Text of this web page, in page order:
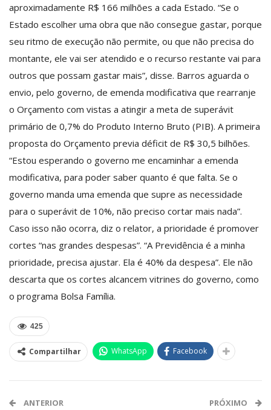
aproximadamente R$ 166 milhões a cada Estado. “Se o
Estado escolher uma obra que não consegue gastar, porque
seu ritmo de execução não permite, ou que não precisa do
montante, ele vai ser atendido e o recurso restante vai para
outros que possam gastar mais”, disse. Barros aguarda o
envio, pelo governo, de emenda modificativa que rearranje
o Orçamento com vistas a atingir a meta de superávit
primário de 0,7% do Produto Interno Bruto (PIB). A primeira
proposta do Orçamento previa déficit de R$ 30,5 bilhões.
“Estou esperando o governo me encaminhar a emenda
modificativa, para poder saber quanto é que falta. Se o
governo manda uma emenda que supre as necessidade
para o superávit de 10%, não preciso cortar mais nada”.
Caso isso não ocorra, diz o relator, a prioridade é promover
cortes “nas grandes despesas”. “A Previdência é a minha
prioridade, precisa ajustar. Ela é 40% da despesa”. Ele não
descarta que os cortes alcancem vitrines do governo, como
o programa Bolsa Família.
425
Compartilhar WhatsApp Facebook
ANTERIOR PRÓXIMO